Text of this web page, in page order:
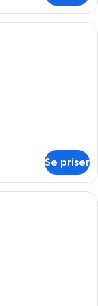
två sängar, en tv
Se priser
med en stor säng, ett